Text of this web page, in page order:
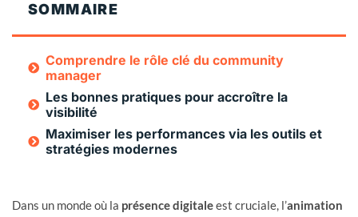
Dans un monde où la présence digitaleest cruciale, l’animation
SOMMAIRE
Comprendre le rôle clé du community
manager
Les bonnes pratiques pour accroître la
visibilité
Maximiser les performances via les outils et
stratégies modernes